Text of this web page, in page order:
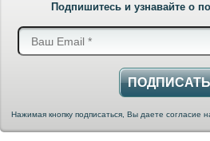
Подпишитесь и узнавайте о
Нажимая кнопку подписаться, Вы даете согласие